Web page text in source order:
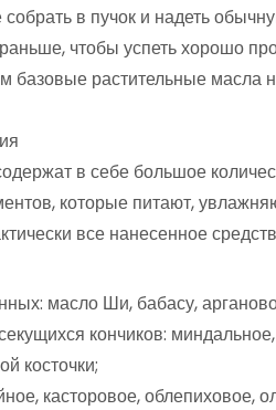
в пучок и надеть
чтобы успеть хорошо
базовые растительные масла
в себе большое
которые питают,
все нанесенное
масло Ши, бабасу,
кончиков:
косточки;
касторовое, облепиховое,